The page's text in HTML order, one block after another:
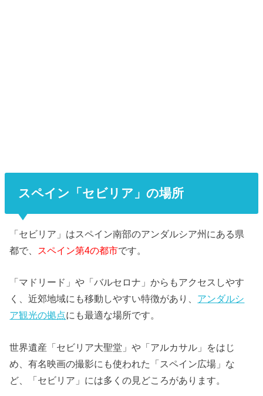
スペイン「セビリア」の場所
「セビリア」はスペイン南部のアンダルシア州にある県
都で、 スペイン第4の都市です。
「マドリード」や「バルセロナ」からもアクセスしやす
く、近郊地域にも移動しやすい特徴があり、 アンダルシ
ア観光の拠点にも最適な場所です。
世界遺産「セビリア大聖堂」や「アルカサル」をはじ
め、有名映画の撮影にも使われた「スペイン広場」な
ど、「セビリア」には多くの見どころがあります。